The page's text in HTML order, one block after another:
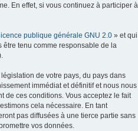
En effet, si vous continuez à participer à
publique générale GNU 2.0 » et qui
tenu comme responsable de la
de votre pays, du pays dans
immédiat et définitif et nous nous
de ces conditions. Vous acceptez le fait
cela nécessaire. En tant
pas diffusées à une tierce partie sans
vos données.